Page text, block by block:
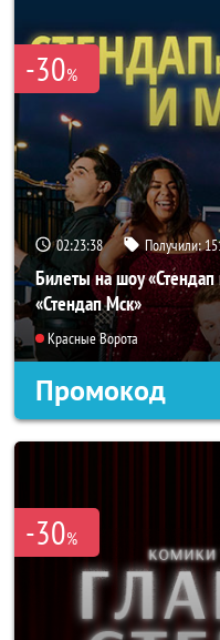
-30%
02:23:37 Получили:
Билеты на шоу
«Стендап Мск»
Красные Ворота
Промокод
-30%